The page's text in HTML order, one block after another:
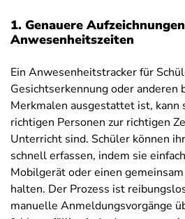
1. Genauere
Anwesenheitszeiten
Ein Anwesenheitstracker für
Gesichtserkennung oder anderen
Merkmalen ausgestattet ist, kann
richtigen Personen zur richtigen
Unterricht sind. Schüler können
schnell erfassen, indem sie
Mobilgerät oder einen
halten. Der Prozess ist
manuelle Anmeldungsvorgänge